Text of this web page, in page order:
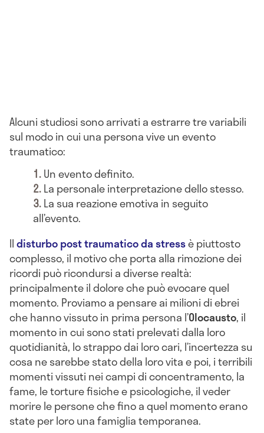
Alcuni studiosi sono arrivati a estrarre tre variabili
sul modo in cui una persona vive un evento
traumatico:
Un evento definito.
La personale interpretazione dello stesso.
La sua reazione emotiva in seguito
all’evento.
Ildisturbo post traumatico da stressè piuttosto
complesso, il motivo che porta alla rimozione dei
ricordi può ricondursi a diverse realtà:
principalmente il dolore che può evocare quel
momento. Proviamo a pensare ai milioni di ebrei
che hanno vissuto in prima persona l’Olocausto, il
momento in cui sono stati prelevati dalla loro
quotidianità, lo strappo dai loro cari, l’incertezza su
cosa ne sarebbe stato della loro vita e poi, i terribili
momenti vissuti nei campi di concentramento, la
fame, le torture fisiche e psicologiche, il veder
morire le persone che fino a quel momento erano
state per loro una famiglia temporanea.